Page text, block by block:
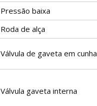
Pressão baixa
Roda de alça
Válvula de gaveta em cunha
Válvula gaveta interna